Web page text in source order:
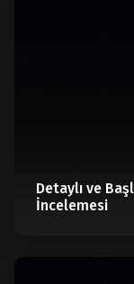
Detaylı ve
İncelemesi